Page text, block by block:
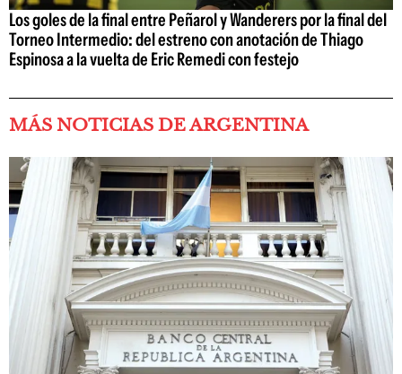
Los goles de la final entre Peñarol y Wanderers por la final del
Torneo Intermedio: del estreno con anotación de Thiago
Espinosa a la vuelta de Eric Remedi con festejo
MÁS NOTICIAS DE ARGENTINA